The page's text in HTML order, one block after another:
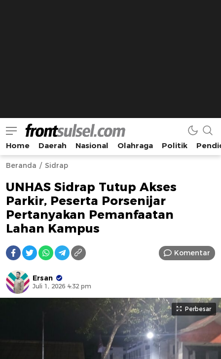
Frontsulsel.com
Terdepan Mengabarkan dari Sulawesi Selatan
Home Daerah Nasional Olahraga Politik
Beranda Sidrap
UNHAS Sidrap Tutup Akses
Parkir, Peserta Porsenijar
Pertanyakan Pemanfaatan
Lahan Kampus
Komentar
Ersan
Juli 1, 2026 4:32 pm
Perbesar